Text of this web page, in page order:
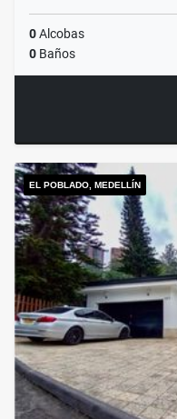
0Alcobas
0 Baños
EL POBLADO, MEDELLÍN